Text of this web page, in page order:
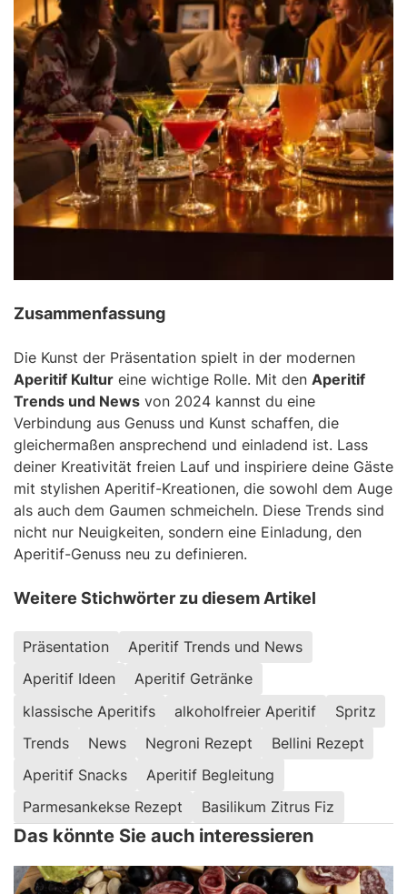
Zusammenfassung
Die Kunst der Präsentation spielt in der modernen
Aperitif Kultur eine wichtige Rolle. Mit den Aperitif
Trends und News von 2024 kannst du eine
Verbindung aus Genuss und Kunst schaffen, die
gleichermaßen ansprechend und einladend ist. Lass
deiner Kreativität freien Lauf und inspiriere deine Gäste
mit stylishen Aperitif-Kreationen, die sowohl dem Auge
als auch dem Gaumen schmeicheln. Diese Trends sind
nicht nur Neuigkeiten, sondern eine Einladung, den
Aperitif-Genuss neu zu definieren.
Weitere Stichwörter zu diesem Artikel
Präsentation
Aperitif Trends und News
Aperitif Ideen
Aperitif Getränke
klassische Aperitifs
alkoholfreier Aperitif
Spritz
Trends
News Negroni Rezept
Bellini Rezept
Aperitif Snacks
Aperitif Begleitung
Parmesankekse Rezept
Basilikum Zitrus Fiz
Das könnte Sie auch interessieren